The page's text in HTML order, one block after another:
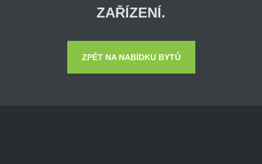
ZAŘÍZENÍ.
ZPĚT NA NABÍDKU BYTŮ